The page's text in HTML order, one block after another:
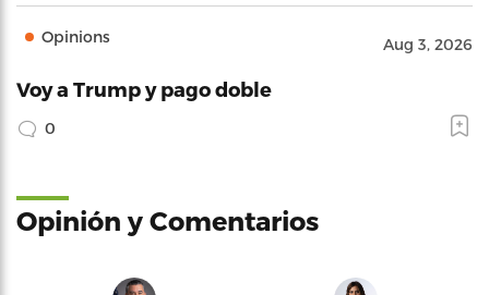
Opinions Aug 3, 2026
Voy a Trump y pago doble
0
Opinión y Comentarios